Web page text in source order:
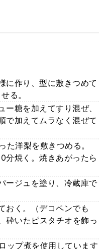
に作り、型に敷きつめて
る。
糖を加えてすり混ぜ、
で加えてムラなく混ぜて
た洋梨を敷きつめる。
分焼く。焼きあがったら
ージュを塗り、冷蔵庫で
おく。（デコペンでも
砕いたピスタチオを飾っ
ップ煮を使用しています